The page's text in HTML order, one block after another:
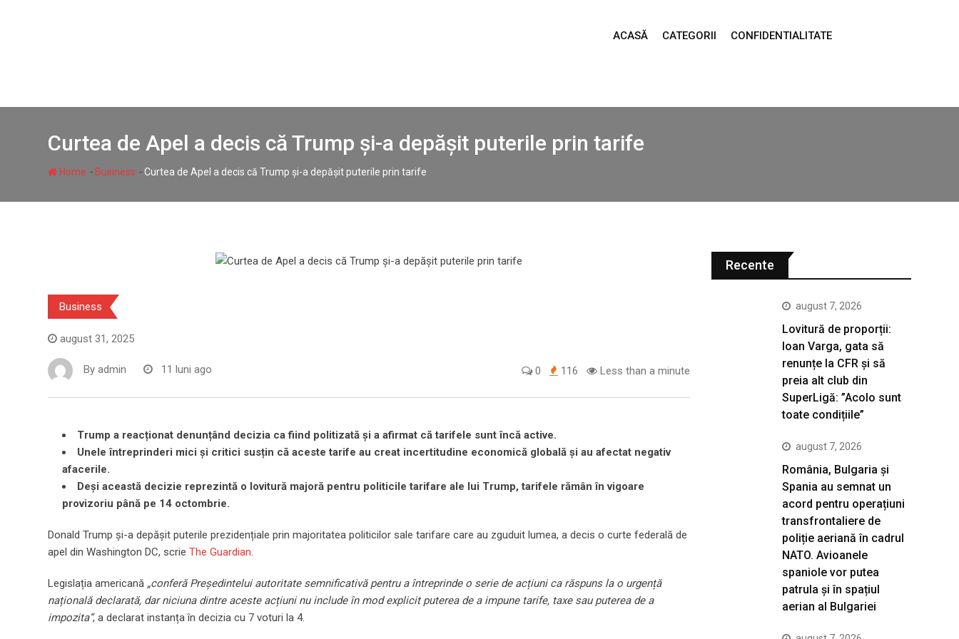
ACASĂ CATEGORII CONFIDENTIALITATE
Curtea de Apel a decis că Trump și-a depășit puterile prin tarife
Home - Business -Curtea de Apel a decis că Trump și-a depășit puterile prin tarife
Business
august 31, 2025
By admin 11 luni ago 0 116 Less than a minute
Trump a reacționat denunțând decizia ca fiind politizată și a afirmat că tarifele sunt încă active.
Unele întreprinderi mici și critici susțin că aceste tarife au creat incertitudine economică globală și au afectat negativ
afacerile.
Deși această decizie reprezintă o lovitură majoră pentru politicile tarifare ale lui Trump, tarifele rămân în vigoare
provizoriu până pe 14 octombrie.
Donald Trump și-a depășit puterile prezidențiale prin majoritatea politicilor sale tarifare care au zguduit lumea, a decis o curte federală de
apel din Washington DC, scrie The Guardian.
Legislația americană „conferă Președintelui autoritate semnificativă pentru a întreprinde o serie de acțiuni ca răspuns la o urgență
națională declarată, dar niciuna dintre aceste acțiuni nu include în mod explicit puterea de a impune tarife, taxe sau puterea de a
impozita”, a declarat instanța în decizia cu 7 voturi la 4.
Recente
august 7, 2026
Lovitură de proporții:
Ioan Varga, gata să
renunțe la CFR și să
preia alt club din
SuperLigă: ”Acolo sunt
toate condițiile”
august 7, 2026
România, Bulgaria și
Spania au semnat un
acord pentru operațiuni
transfrontaliere de
poliție aeriană în cadrul
NATO. Avioanele
spaniole vor putea
patrula și în spațiul
aerian al Bulgariei